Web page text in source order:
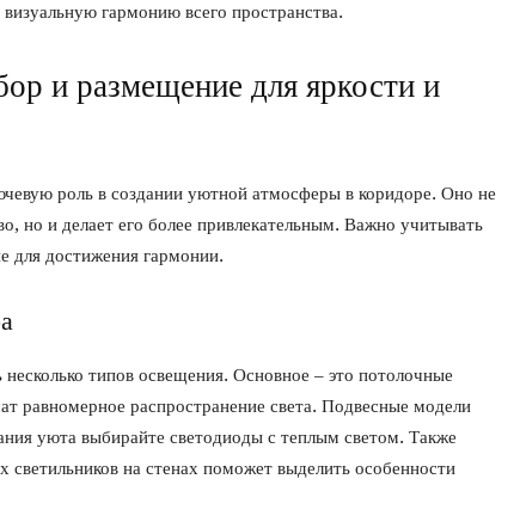
гармонию всего пространства.
и размещение для яркости и
роль в создании уютной атмосферы в коридоре. Оно не
но и делает его более привлекательным. Важно учитывать
для достижения гармонии.
типов освещения. Основное – это потолочные
равномерное распространение света. Подвесные модели
уюта выбирайте светодиоды с теплым светом. Также
светильников на стенах поможет выделить особенности